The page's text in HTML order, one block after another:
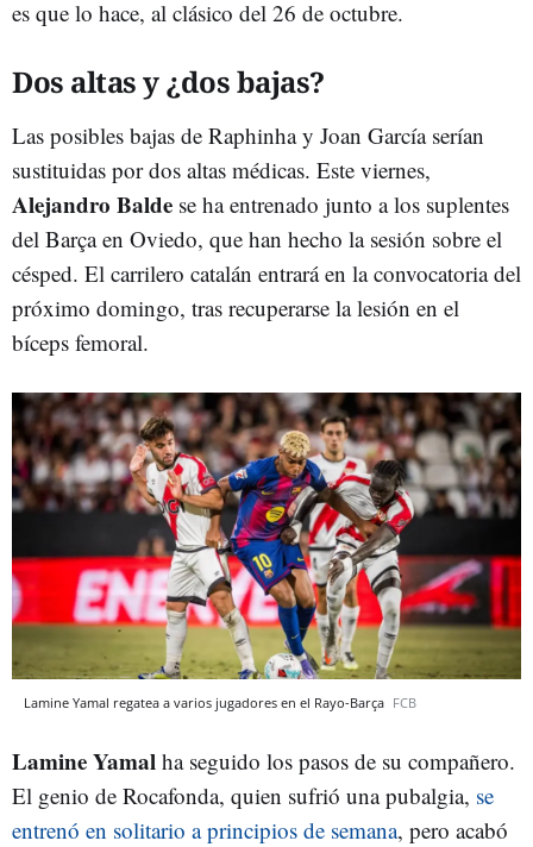
es que lo hace, al clásico del 26 de octubre.
Dos altas y ¿dos bajas?
Las posibles bajas de Raphinha y Joan García serían
sustituidas por dos altas médicas. Este viernes,
Alejandro Balde se ha entrenado junto a los suplentes
del Barça en Oviedo, que han hecho la sesión sobre el
césped. El carrilero catalán entrará en la convocatoria del
próximo domingo, tras recuperarse la lesión en el
bíceps femoral.
Lamine Yamal regatea a varios jugadores en el Rayo-Barça FCB
Lamine Yamal ha seguido los pasos de su compañero.
El genio de Rocafonda, quien sufrió una pubalgia, se
entrenó en solitario a principios de semana, pero acabó